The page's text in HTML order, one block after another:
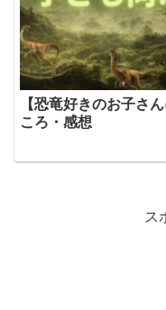
【恐竜好きのお子さ
ころ・感想
ス